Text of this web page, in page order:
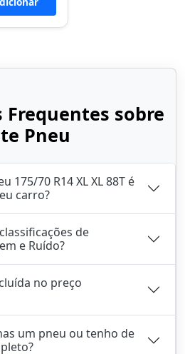
Frequentes sobre
Pneu
175/70 R14 XL XL 88T é
carro?
de
e Ruído?
no preço
um pneu ou tenho de